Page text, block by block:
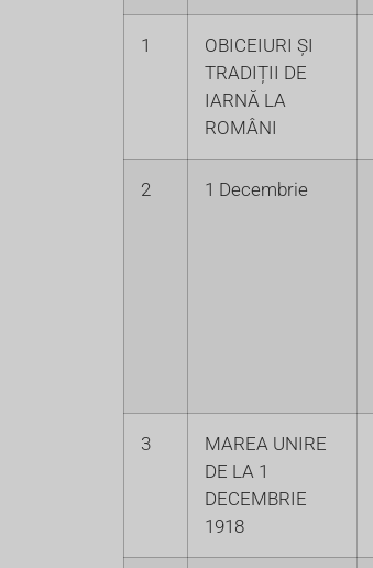
1
OBICEIURI ȘI
TRADIȚII DE
IARNĂ LA
ROMÂNI
2 1 Decembrie
3
MAREA UNIRE
DE LA 1
DECEMBRIE
1918